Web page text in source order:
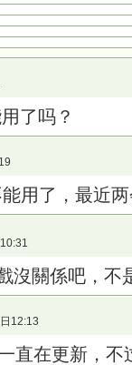
了吗？
用了，最近
沒關係吧，不
12:13
直在更新，